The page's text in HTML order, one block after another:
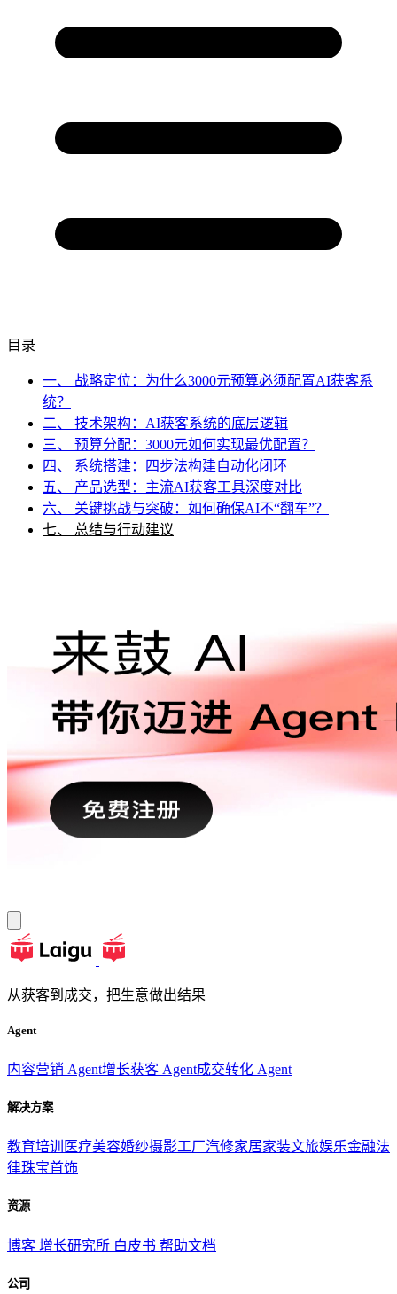
目录
一、 战略定位：为什么3000元预算必须配置AI获客系
统？
二、 技术架构：AI获客系统的底层逻辑
三、 预算分配：3000元如何实现最优配置？
四、 系统搭建：四步法构建自动化闭环
五、 产品选型：主流AI获客工具深度对比
六、 关键挑战与突破：如何确保AI不“翻车”？
七、 总结与行动建议
从获客到成交，把生意做出结果
Agent
内容营销 Agent增长获客 Agent成交转化 Agent
解决方案
教育培训 医疗美容婚纱摄影工厂汽修家居家装文旅娱乐金融法
律珠宝首饰
资源
博客 增长研究所 白皮书 帮助文档
公司